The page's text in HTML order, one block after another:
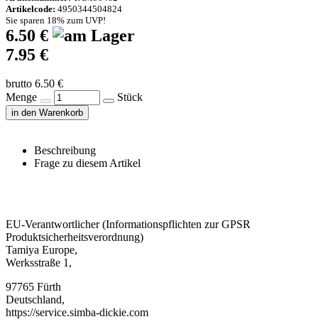
Artikelcode: 4950344504824
Sie sparen 18% zum UVP!
6.50 €
7.95 €
brutto 6.50 €
Menge
Stück
in den Warenkorb
Beschreibung
Frage zu diesem Artikel
EU-Verantwortlicher (Informationspflichten zur GPSR
Produktsicherheitsverordnung)
Tamiya Europe,
Werksstraße 1,
97765 Fürth
Deutschland,
https://service.simba-dickie.com